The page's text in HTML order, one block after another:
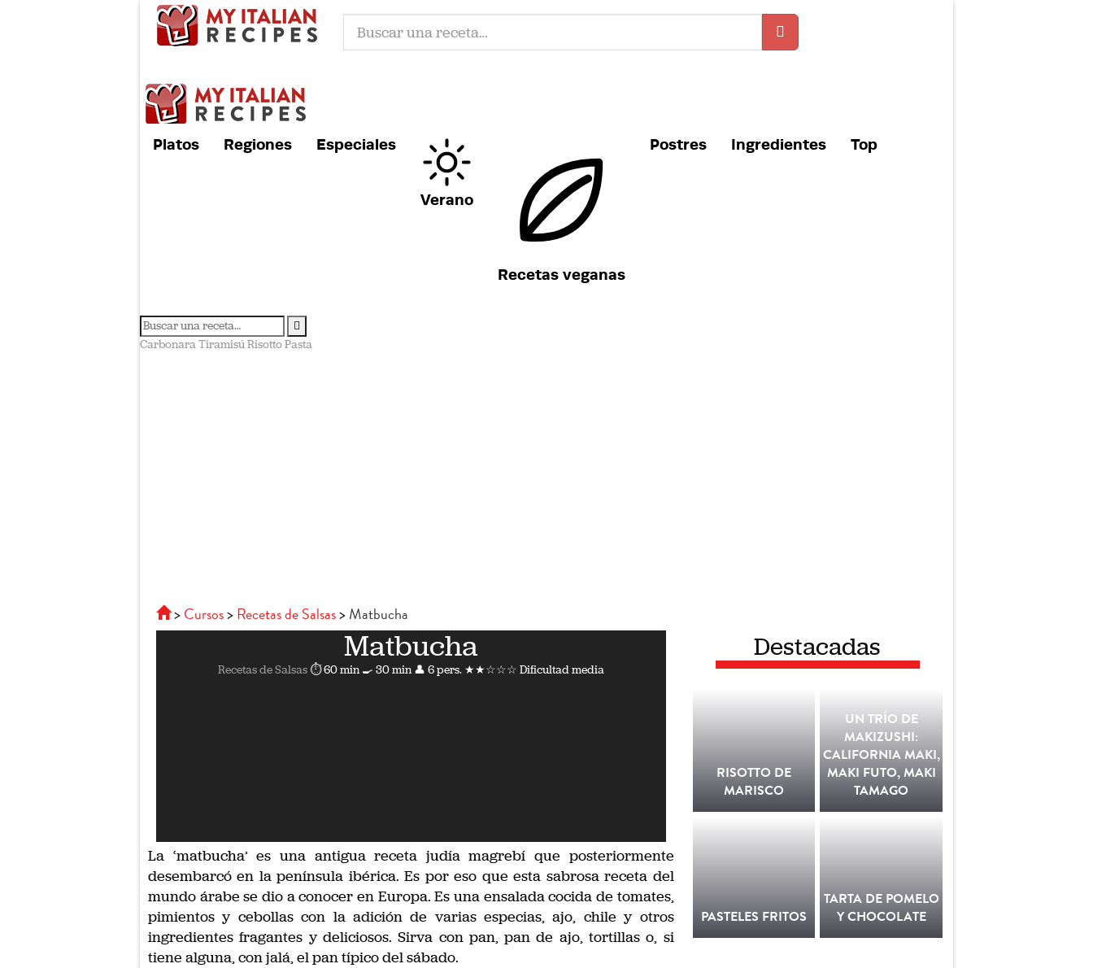
Platos Regiones Especiales
Verano
Recetas veganas
Postres Ingredientes Top
CarbonaraTiramisúRisottoPasta
Cursos Recetas de Salsas Matbucha
Matbucha
Recetas de Salsas ⏱ 60 min🍳 30 min 👤 6 pers. ★★☆☆☆ Dificultad media
La ‘matbucha’ es una antigua receta judía magrebí que posteriormente
desembarcó en la península ibérica. Es por eso que esta sabrosa receta del
mundo árabe se dio a conocer en Europa. Es una ensalada cocida de tomates,
pimientos y cebollas con la adición de varias especias, ajo, chile y otros
ingredientes fragantes y deliciosos. Sirva con pan, pan de ajo, tortillas o, si
tiene alguna, con jalá, el pan típico del sábado.
Destacadas
RISOTTO DE
MARISCO
UN TRÍO DE
MAKIZUSHI:
CALIFORNIA MAKI,
MAKI FUTO, MAKI
TAMAGO
PASTELES FRITOS
TARTA DE POMELO
Y CHOCOLATE